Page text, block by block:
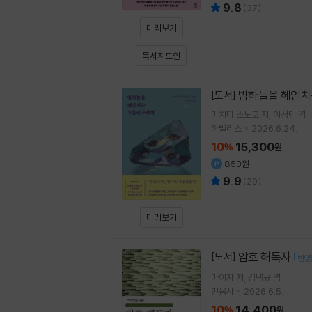
미리보기
독서지도안
9.8 ( 37)
미리보기
[도서] 밤하늘을 헤엄
마치다 소노코 저 이정민 역
하빌리스
2026.6.24.
10% 15,300원
850원
9.9 ( 29)
[도서] 암호 해독자 [ 반양
마이자 저 김택규 역
민음사
2026.6.5.
% 원